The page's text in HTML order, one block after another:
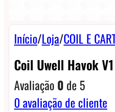
Início/Loja/COIL E
Coil Uwell Havok
Avaliação0 de 5
0avaliação de cliente